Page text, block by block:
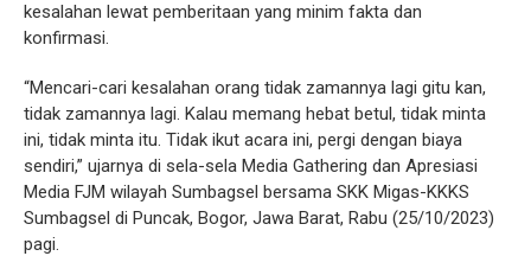
kesalahan lewat pemberitaan yang minim fakta dan
konfirmasi.
“Mencari-cari kesalahan orang tidak zamannya lagi gitu kan,
tidak zamannya lagi. Kalau memang hebat betul, tidak minta
ini, tidak minta itu. Tidak ikut acara ini, pergi dengan biaya
sendiri,” ujarnya di sela-sela Media Gathering dan Apresiasi
Media FJM wilayah Sumbagsel bersama SKK Migas-KKKS
Sumbagsel di Puncak, Bogor, Jawa Barat, Rabu (25/10/2023)
pagi.